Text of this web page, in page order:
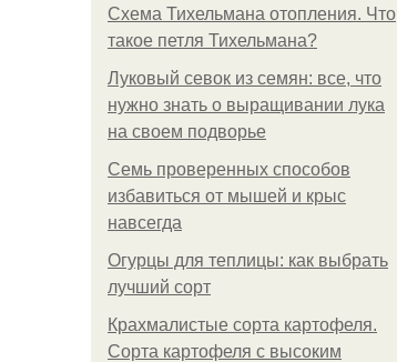
Схема Тихельмана отопления. Что
такое петля Тихельмана?
Луковый севок из семян: все, что
нужно знать о выращивании лука
на своем подворье
Семь проверенных способов
избавиться от мышей и крыс
навсегда
Огурцы для теплицы: как выбрать
лучший сорт
Крахмалистые сорта картофеля.
Сорта картофеля с высоким